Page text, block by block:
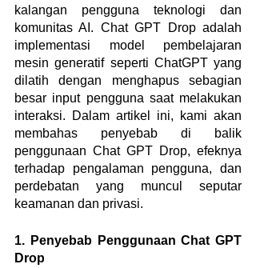
kalangan pengguna teknologi dan
komunitas AI. Chat GPT Drop adalah
implementasi model pembelajaran
mesin generatif seperti ChatGPT yang
dilatih dengan menghapus sebagian
besar input pengguna saat melakukan
interaksi. Dalam artikel ini, kami akan
membahas penyebab di balik
penggunaan Chat GPT Drop, efeknya
terhadap pengalaman pengguna, dan
perdebatan yang muncul seputar
keamanan dan privasi.
1. Penyebab Penggunaan Chat GPT
Drop